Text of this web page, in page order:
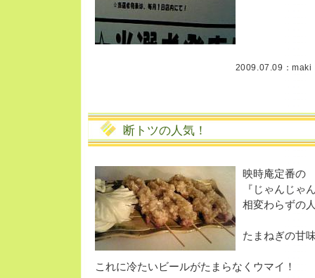
2009.07.09：maki
断トツの人気！
映時庵定番の
『じゃんじゃ
相変わらずの
たまねぎの甘
これに冷たいビールがたまらなくウマイ！